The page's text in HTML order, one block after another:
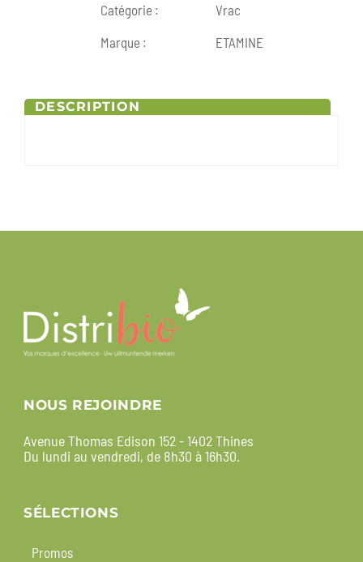
Catégorie :
Vrac
Marque :
ETAMINE
DESCRIPTION
NOUS REJOINDRE
Avenue Thomas Edison 152 - 1402 Thines
Du lundi au vendredi, de 8h30 à 16h30.
SÉLECTIONS
Promos